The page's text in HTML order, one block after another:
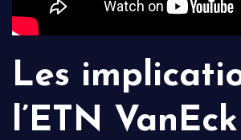
Les
l’ETN VanEck